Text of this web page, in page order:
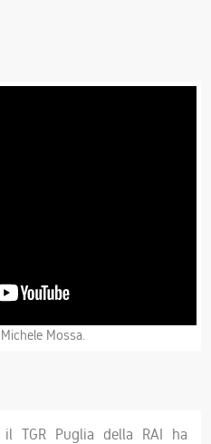
Mossa.
TGR Puglia della RAI ha